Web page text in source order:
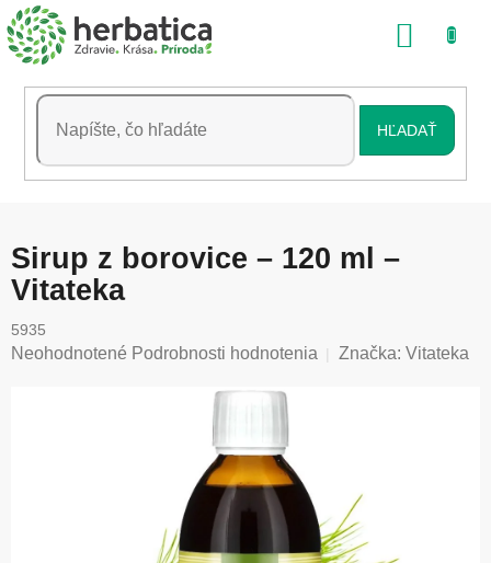
Prejsť
na
obsah
HĽADAŤ
Sirup z borovice – 120 ml –
Vitateka
5935
Priemerné
Neohodnotené Podrobnosti hodnotenia Značka: Vitateka